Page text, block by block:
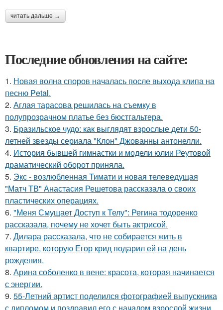
читать дальше →
Последние обновления на сайте:
1. Новая волна споров началась после выхода клипа на
песню Petal.
2. Аглая тарасова решилась на съемку в
полупрозрачном платье без бюстгальтера.
3. Бразильское чудо: как выглядят взрослые дети 50-
летней звезды сериала "Клон" Джованны антонелли.
4. История бывшей гимнастки и модели юлии Реутовой
драматический оборот приняла.
5. Экс - возлюбленная Тимати и новая телеведущая
"Матч ТВ" Анастасия Решетова рассказала о своих
пластических операциях.
6. "Меня Смущает Доступ к Телу": Регина тодоренко
рассказала, почему не хочет быть актрисой.
7. Дилара рассказала, что не собирается жить в
квартире, которую Егор крид подарил ей на день
рождения.
8. Арина соболенко в вене: красота, которая начинается
с энергии.
9. 55-Летний артист поделился фотографией выпускника